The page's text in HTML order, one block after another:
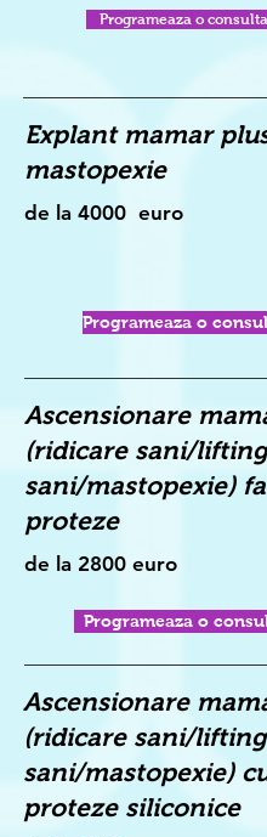
Programeaza o
Explant mamar
mastopexie
de la 4000 euro
Programeaza o
Ascensionare
(ridicare sani/lifting
sani/mastopexie)
proteze
de la 2800 euro
Programeaza o
Ascensionare
(ridicare sani/lifting
sani/mastopexie)
proteze siliconice